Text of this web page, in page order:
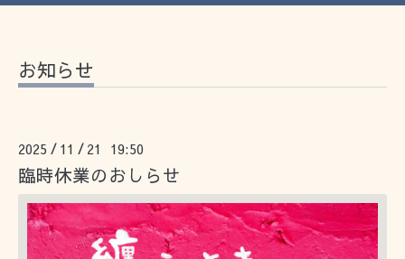
お知らせ
2025 / 11 / 21 19:50
臨時休業のおしらせ